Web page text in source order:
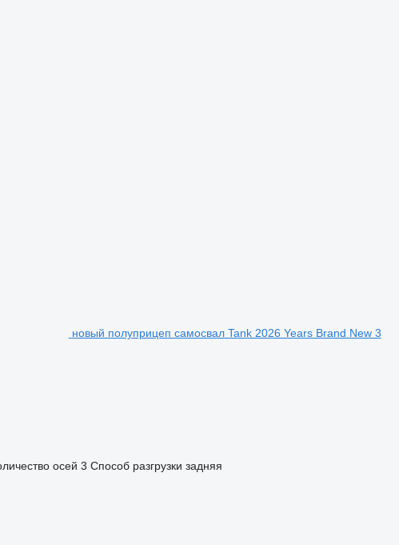
новый полуприцеп самосвал Tank 2026 Years Brand New 3
осей 3 Способ разгрузки задняя